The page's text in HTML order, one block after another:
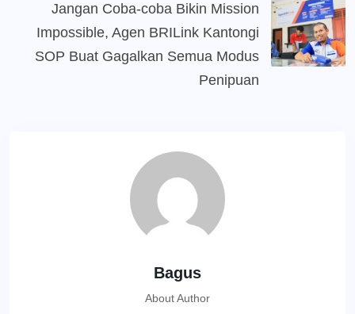
Jangan Coba-coba Bikin Mission
Impossible, Agen BRILink Kantongi
SOP Buat Gagalkan Semua Modus
Penipuan
Bagus
About Author